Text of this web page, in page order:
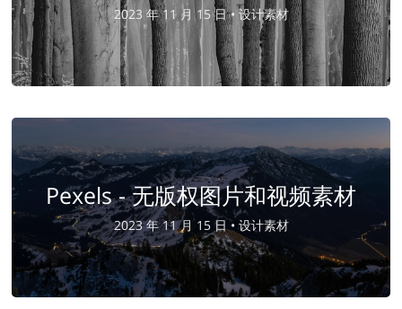
2023 年 11 月 15 日 •设计素材
Pexels - 无版权图片和视频素材
2023 年 11 月 15 日 • 设计素材